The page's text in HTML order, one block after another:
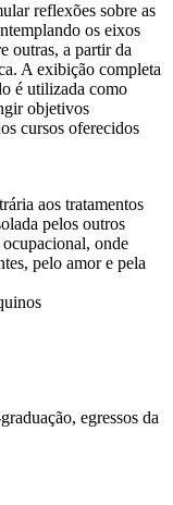
reflexões sobre as
os eixos
outras, a partir da
A exibição completa
é utilizada como
objetivos
cursos oferecidos
aos tratamentos
pelos outros
ocupacional, onde
pelo amor e pela
egressos da